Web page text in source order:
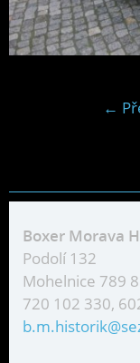
←
Boxer Morava
Podolí 132
Mohelnice 789
720 102 330,